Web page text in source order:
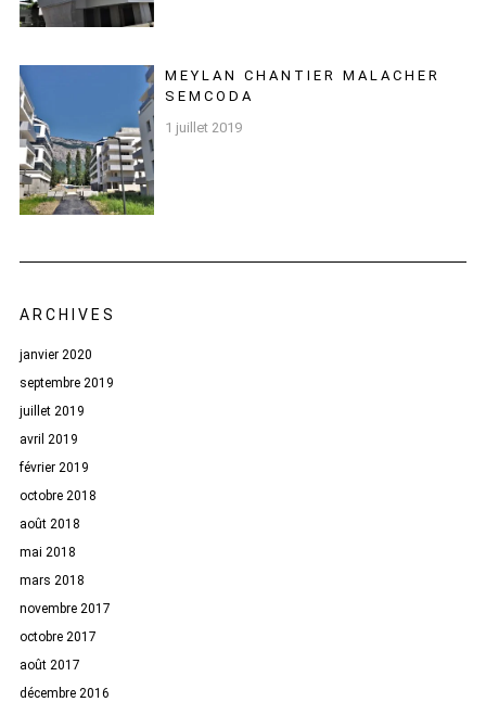
MEYLAN CHANTIER MALACHER
SEMCODA
1 juillet 2019
ARCHIVES
janvier 2020
septembre 2019
juillet 2019
avril 2019
février 2019
octobre 2018
août 2018
mai 2018
mars 2018
novembre 2017
octobre 2017
août 2017
décembre 2016